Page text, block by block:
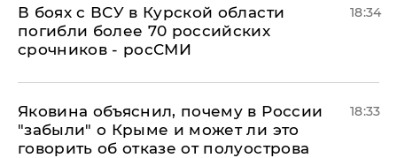
В боях с ВСУ в Курской области
погибли более 70 российских
срочников - росСМИ
18:34
Яковина объяснил, почему в России
"забыли" о Крыме и может ли это
говорить об отказе от полуострова
18:33